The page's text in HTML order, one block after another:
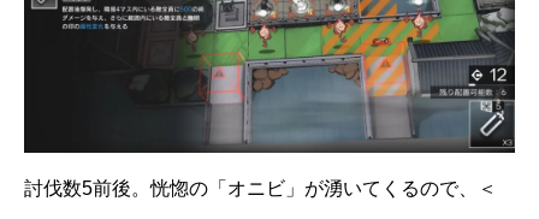
討伐数5前後。恍惚の「オニビ」が湧いてくるので、＜